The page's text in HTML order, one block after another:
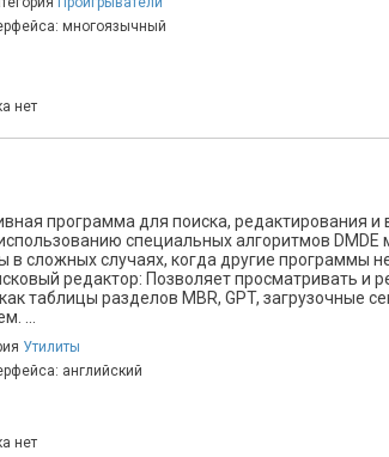
многоязычный
нет
программа для поиска, редактирования
специальных алгоритмов DMDE
в сложных случаях, когда другие программы
редактор: Позволяет просматривать и
таблицы разделов MBR, GPT, загрузочные
...
Утилиты
английский
нет